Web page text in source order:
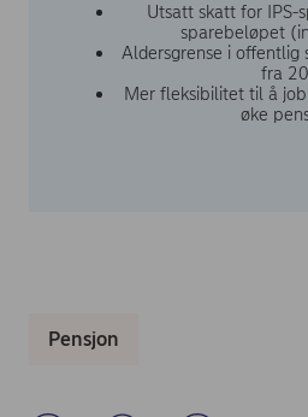
Utsatt skatt for IPS-
sparebeløpet
Aldersgrense i offentlig
fra
Mer fleksibilitet til å
øke
Pensjon